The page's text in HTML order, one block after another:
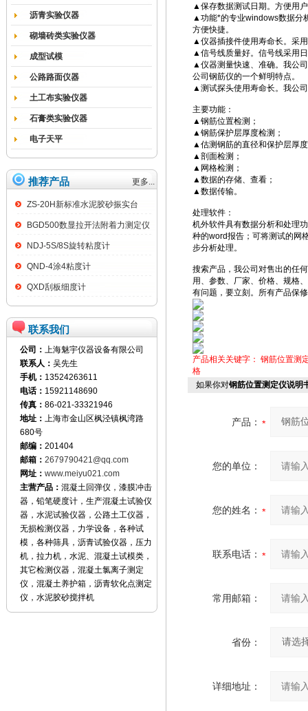
沥青实验仪器
砌墙砖类实验仪器
成型试模
公路路面仪器
土工布实验仪器
石膏类实验仪器
电子天平
推荐产品 更多...
ZS-20H新标准水泥胶砂振实台
BGD500数显拉开法附着力测定仪
NDJ-5S/8S旋转粘度计
QND-4涂4粘度计
QXD刮板细度计
联系我们
公司： 上海魅宇仪器设备有限公司
联系人： 吴先生
手机： 13524263611
电话： 15921148690
传真： 86-021-33321946
地址： 上海市金山区枫泾镇枫湾路
680号
邮编： 201404
邮箱： 2679790421@qq.com
网址： www.meiyu021.com
主营产品： 混凝土回弹仪，漆膜冲击
器，铅笔硬度计，生产混凝土试验仪
器，水泥试验仪器，公路土工仪器，
无损检测仪器，力学设备，各种试
模，各种筛具，沥青试验仪器，压力
机，拉力机，水泥、混凝土试模类，
其它检测仪器，混凝土氯离子测定
仪，混凝土养护箱，沥青软化点测定
仪，水泥胶砂搅拌机
▲保存数据测试日期。方便用
▲功能*的专业windows数据分
方便快捷。
▲仪器插接件使用寿命长。采
▲信号线质量好。信号线采用
▲仪器测量快速、准确。我公
公司钢筋仪的一个鲜明特点。
▲测试探头使用寿命长。我公
主要功能：
▲钢筋位置检测；
▲钢筋保护层厚度检测；
▲估测钢筋的直径和保护层厚
▲剖面检测；
▲网格检测；
▲数据的存储、查看；
▲数据传输。
处理软件：
机外软件具有数据分析和处理
种的word报告；可将测试的网
步分析处理。
搜索产品，我公司对售出的任
用、参数、厂家、价格、规格
有问题，要立刻。所有产品保
产品相关关键字： 钢筋位置测
格
如果你对钢筋位置测定仪说明
产品：
您的单位：
您的姓名：
联系电话：
常用邮箱：
省份：
详细地址：